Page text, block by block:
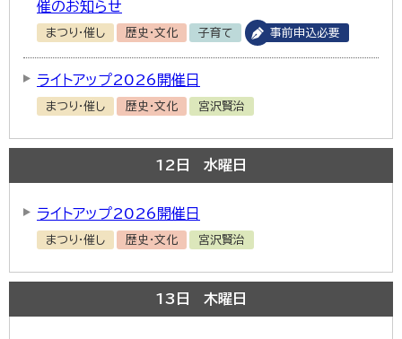
催のお知らせ
まつり・催し 歴史・文化 子育て 事前申込必要
ライトアップ2026開催日
まつり・催し 歴史・文化 宮沢賢治
12 日 水曜日
ライトアップ2026開催日
まつり・催し 歴史・文化 宮沢賢治
13 日 木曜日